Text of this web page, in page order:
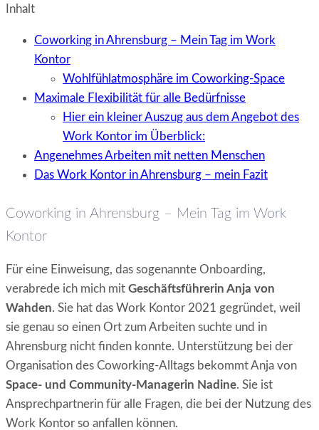
Inhalt
Coworking in Ahrensburg – Mein Tag im Work
Kontor
Wohlfühlatmosphäre im Coworking-Space
Maximale Flexibilität für alle Bedürfnisse
Hier ein kleiner Auszug aus dem Angebot des
Work Kontor im Überblick:
Angenehmes Arbeiten mit netten Menschen
Das Work Kontor in Ahrensburg – mein Fazit
Coworking in Ahrensburg – Mein Tag im Work
Kontor
Für eine Einweisung, das sogenannte Onboarding,
verabrede ich mich mit Geschäftsführerin Anja von
Wahden. Sie hat das Work Kontor 2021 gegründet, weil
sie genau so einen Ort zum Arbeiten suchte und in
Ahrensburg nicht finden konnte. Unterstützung bei der
Organisation des Coworking-Alltags bekommt Anja von
Space- und Community-Managerin Nadine. Sie ist
Ansprechpartnerin für alle Fragen, die bei der Nutzung des
Work Kontor so anfallen können.